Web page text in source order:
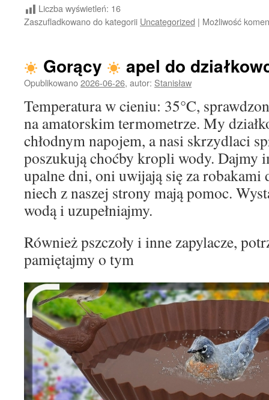
Liczba wyświetleń: 16
Zaszufladkowano do kategorii Uncategorized | Możliwość
Gorący apel do
Opublikowano2026-06-26, autor: Stanisław
Temperatura w cieniu: 35°C,
na amatorskim termometrze. My
chłodnym napojem, a nasi skrzydlaci
poszukują choćby kropli wody. Dajmy
upalne dni, oni uwijają się za robakami
niech z naszej strony mają pomoc.
wodą i uzupełniajmy.
Również pszczoły i inne zapylacze,
pamiętajmy o tym